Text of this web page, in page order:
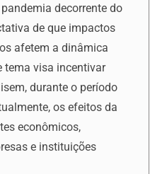
decorrente do
de que impactos
afetem a dinâmica
tema visa incentivar
durante o período
os efeitos da
econômicos,
e instituições